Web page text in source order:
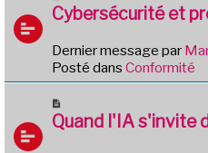
s
a
g
e
o
u
v
e
a
m
e
Cybersécurité et
Dernier message par
Posté dans Conformité
o
u
Quand l'IA s'invite